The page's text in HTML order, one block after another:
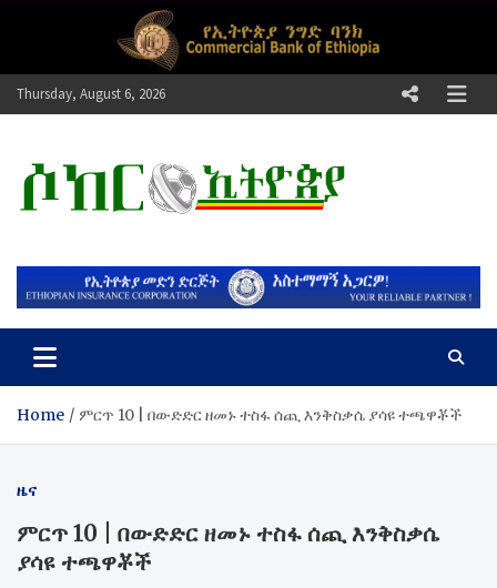
Thursday, August 6, 2026
ሶከር ኢትዮጵያ
Home ምርጥ 10 | በውድድር ዘመኑ ተስፋ ሰጪ እንቅስቃሴ ያሳዩ ተጫዋቾች
ዜና
ምርጥ 10 | በውድድር ዘመኑ ተስፋ ሰጪ እንቅስቃሴ
ያሳዩ ተጫዋቾች